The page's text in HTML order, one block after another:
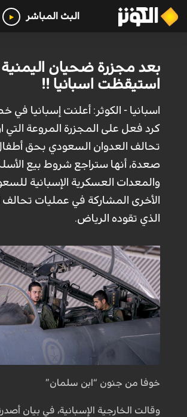
البث المباشر
بعد مجزرة ضحيان اليمنية
استيقظت اسبانيا !!
اسبانيا - الكوثر: أعلنت إسبانيا في
كرد فعل على المجزرة المروعة التي
تحالف العدوان السعودي بحق
صعدة، أنها ستراجع شروط بيع
والمعدات العسكرية الإسبانية
الأخرى المشاركة في عمليات تحالف
الذي تقوده الرياض.
خوفا من جنون “ابن سلمان”
وقالت الخارجية الإسبانية، في بيان